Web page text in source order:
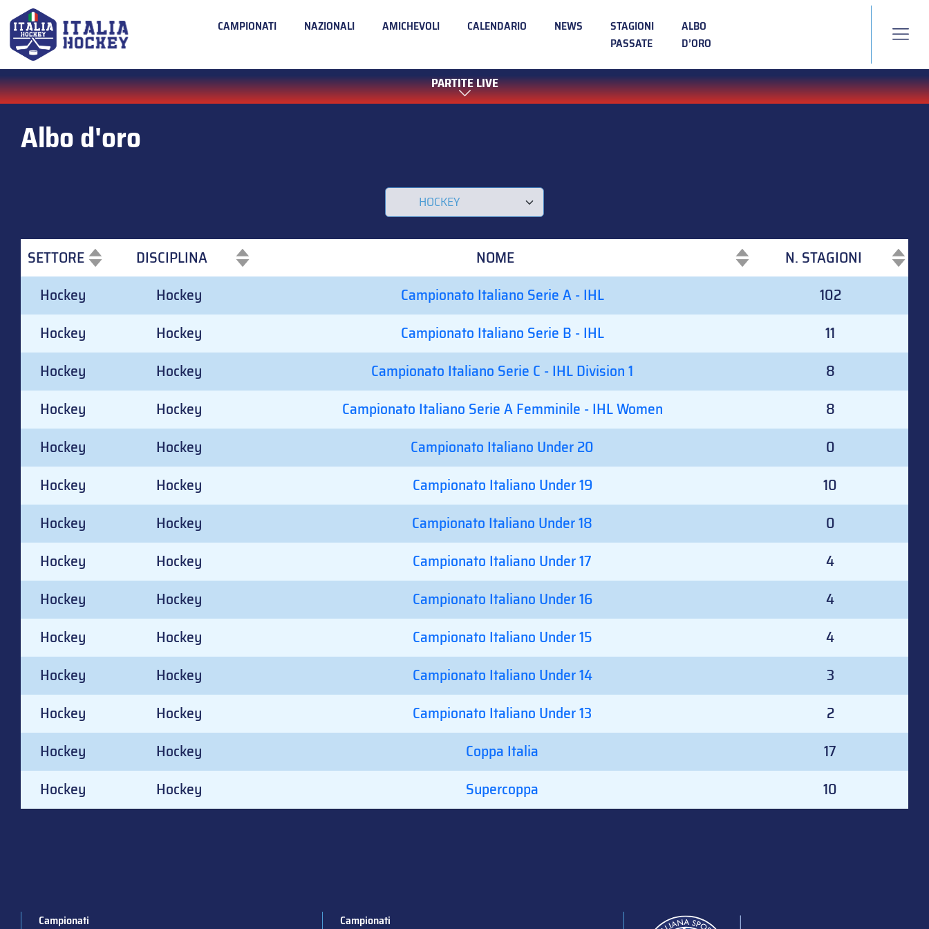
CAMPIONATI NAZIONALI AMICHEVOLI CALENDARIO NEWS
STAGIONI
PASSATE
ALBO
D’ORO
PARTITE LIVE
Albo d'oro
SETTORE DISCIPLINA NOME
N. STAGIONI
SETTORE
DISCIPLINA NOME N. STAGIONI
Hockey Hockey Campionato Italiano Serie A - IHL
102
Hockey
Hockey Campionato Italiano Serie B - IHL
11
Hockey
Hockey Campionato Italiano Serie C - IHL Division 1
8
Hockey
Hockey Campionato Italiano Serie A Femminile - IHL Women
8
Hockey
Hockey Campionato Italiano Under 20
0
Hockey
Hockey Campionato Italiano Under 19
10
Hockey
Hockey Campionato Italiano Under 18
0
Hockey
Hockey Campionato Italiano Under 17
4
Hockey
Hockey Campionato Italiano Under 16
4
Hockey
Hockey Campionato Italiano Under 15
4
Hockey
Hockey Campionato Italiano Under 14
3
Hockey
Hockey Campionato Italiano Under 13
2
Hockey
Hockey Coppa Italia
17
Hockey
Hockey Supercoppa 10
Campionati
Campionati